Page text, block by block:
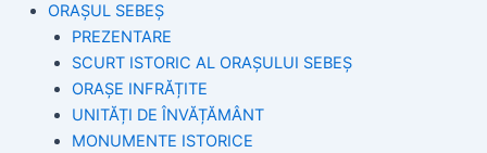
ORAȘUL SEBEȘ
PREZENTARE
SCURT ISTORIC AL ORAȘULUI SEBEȘ
ORAȘE INFRĂȚITE
UNITĂȚI DE ÎNVĂȚĂMÂNT
MONUMENTE ISTORICE